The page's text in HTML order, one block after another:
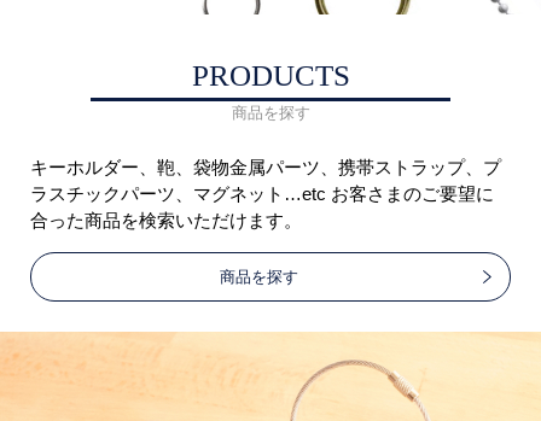
PRODUCTS
商品を探す
キーホルダー、鞄、袋物金属パーツ、携帯ストラップ、プ
ラスチックパーツ、マグネット…etc お客さまのご要望に
合った商品を検索いただけます。
商品を探す